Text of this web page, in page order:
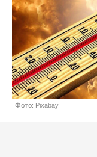
Фото: Pixabay